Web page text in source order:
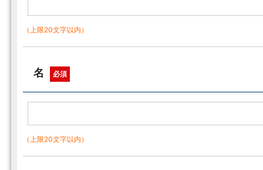
（上限20文字以内）
名 必須
（上限20文字以内）